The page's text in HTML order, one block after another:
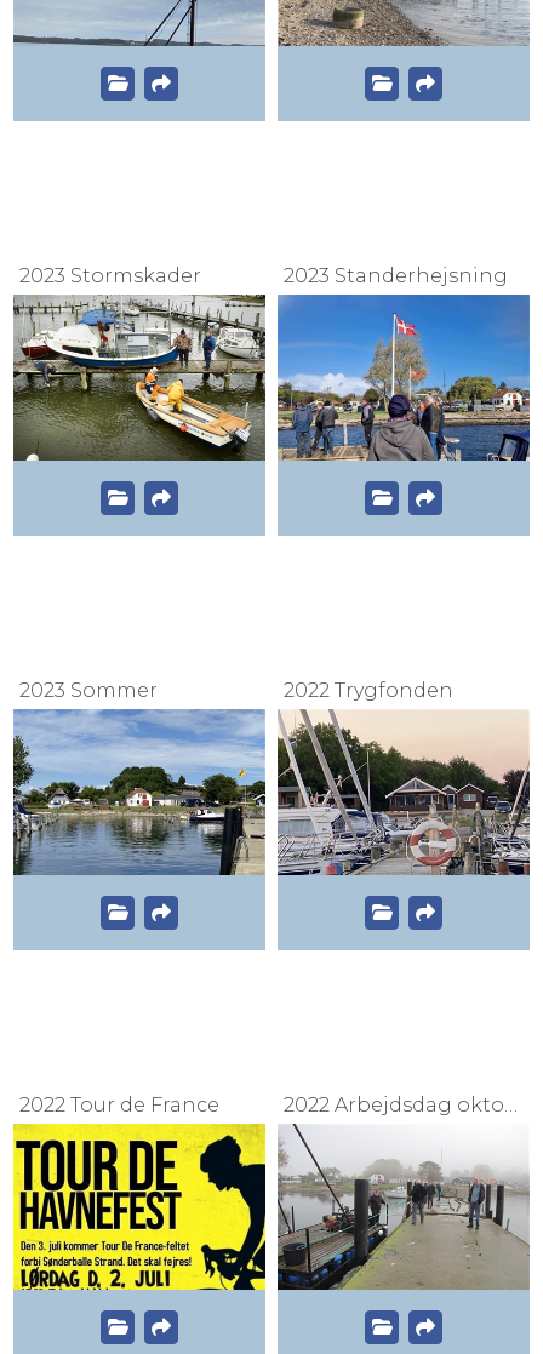
2023 Stormskader 2023 Standerhejsning
2023 Sommer 2022 Trygfonden
2022 Tour de France 2022 Arbejdsdag oktober